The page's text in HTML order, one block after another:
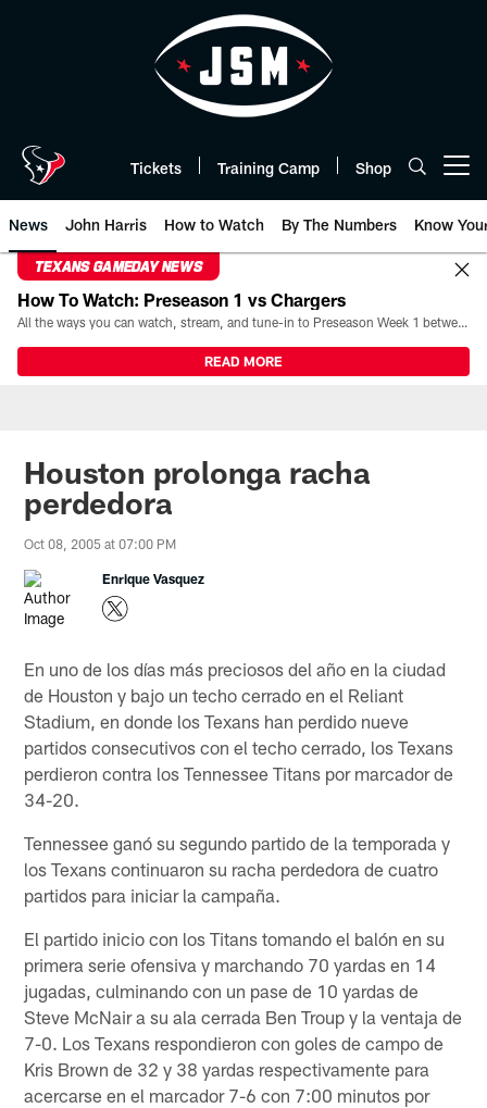
Tickets Training Camp Shop
News John Harris How to Watch By The Numbers Know
TEXANS GAMEDAY NEWS
How To Watch: Preseason 1 vs Chargers
All the ways you can watch, stream, and tune-in to Preseason Week 1 between the Texans and the Los Angeles Chargers at Reliant Stadium on August 13.
READ MORE
Houston prolonga racha
perdedora
Oct 08, 2005 at 07:00 PM
Enrique Vasquez
En uno de los días más preciosos del año en la ciudad
de Houston y bajo un techo cerrado en el Reliant
Stadium, en donde los Texans han perdido nueve
partidos consecutivos con el techo cerrado, los Texans
perdieron contra los Tennessee Titans por marcador de
34-20.
Tennessee ganó su segundo partido de la temporada y
los Texans continuaron su racha perdedora de cuatro
partidos para iniciar la campaña.
El partido inicio con los Titans tomando el balón en su
primera serie ofensiva y marchando 70 yardas en 14
jugadas, culminando con un pase de 10 yardas de
Steve McNair a su ala cerrada Ben Troup y la ventaja de
7-0. Los Texans respondieron con goles de campo de
Kris Brown de 32 y 38 yardas respectivamente para
acercarse en el marcador 7-6 con 7:00 minutos por